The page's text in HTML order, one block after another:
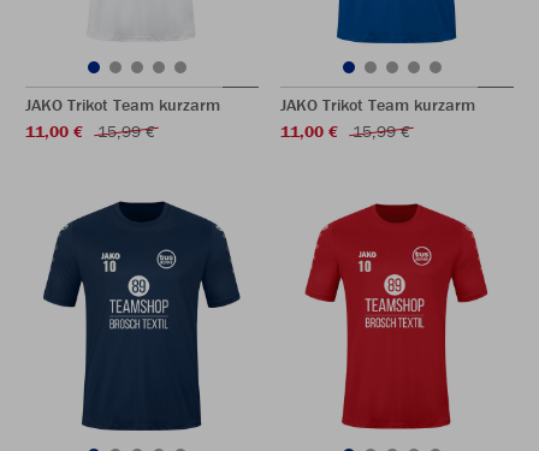
JAKO Trikot Team kurzarm
11,00 €
15,99 €
JAKO Trikot Team kurzarm
11,00 €
15,99 €